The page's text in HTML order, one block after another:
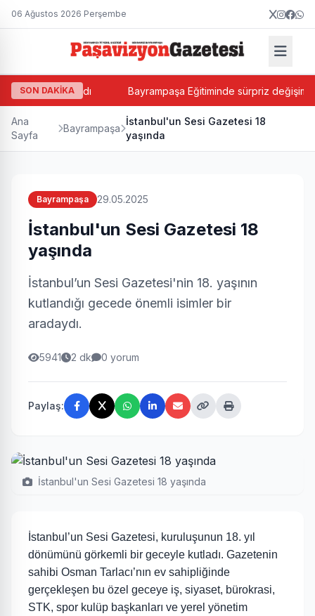
06 Ağustos 2026 Perşembe
SON DAKİKA
Balkan atandı Bayrampaşa Eğitiminde sürpriz değişim!
Ana
Sayfa
Bayrampaşa
İstanbul'un Sesi Gazetesi 18
yaşında
Bayrampaşa 29.05.2025
İstanbul'un Sesi Gazetesi 18
yaşında
İstanbul’un Sesi Gazetesi'nin 18. yaşının
kutlandığı gecede önemli isimler bir
aradaydı.
5941 2 dk 0 yorum
Paylaş:
İstanbul'un Sesi Gazetesi 18 yaşında
İstanbul’un Sesi Gazetesi, kuruluşunun 18. yıl
dönümünü görkemli bir geceyle kutladı. Gazetenin
sahibi Osman Tarlacı’nın ev sahipliğinde
gerçekleşen bu özel geceye iş, siyaset, bürokrasi,
STK, spor kulüp başkanları ve yerel yönetim